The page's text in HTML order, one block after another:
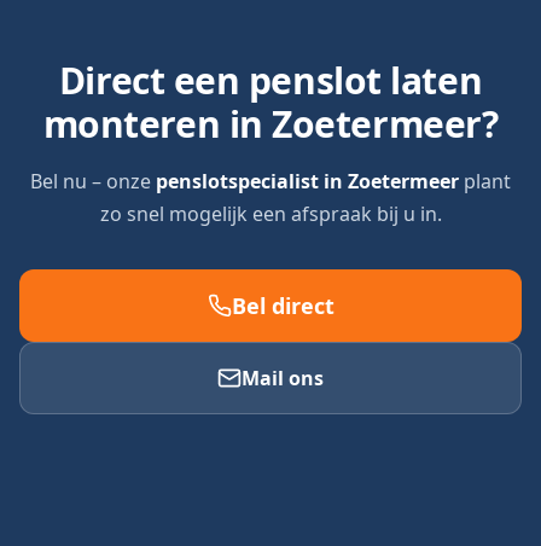
Direct een penslot laten
monteren inZoetermeer?
Bel nu – onze penslotspecialist in Zoetermeer plant
zo snel mogelijk een afspraak bij u in.
Bel direct
Mail ons